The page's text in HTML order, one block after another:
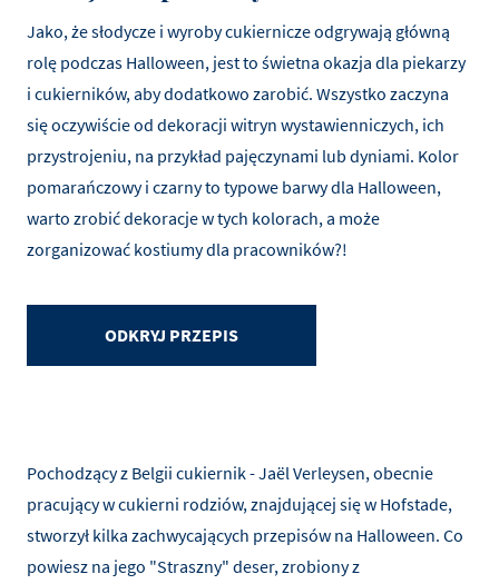
Jako, że słodycze i wyroby cukiernicze odgrywają główną
rolę podczas Halloween, jest to świetna okazja dla piekarzy
i cukierników, aby dodatkowo zarobić. Wszystko zaczyna
się oczywiście od dekoracji witryn wystawienniczych, ich
przystrojeniu, na przykład pajęczynami lub dyniami. Kolor
pomarańczowy i czarny to typowe barwy dla Halloween,
warto zrobić dekoracje w tych kolorach, a może
zorganizować kostiumy dla pracowników?!
ODKRYJ PRZEPIS
Pochodzący z Belgii cukiernik - Jaël Verleysen, obecnie
pracujący w cukierni rodziów, znajdującej się w Hofstade,
stworzył kilka zachwycających przepisów na Halloween. Co
powiesz na jego "Straszny" deser, zrobiony z